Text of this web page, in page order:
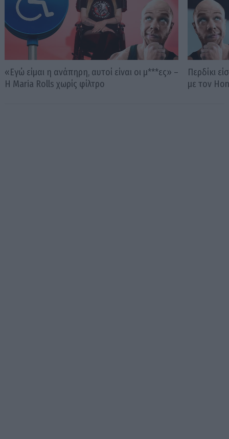
«Εγώ είμαι η ανάπηρη, αυτοί είναι οι μ***ες» –
Η Maria Rolls χωρίς φίλτρο
Περδίκι
με τον